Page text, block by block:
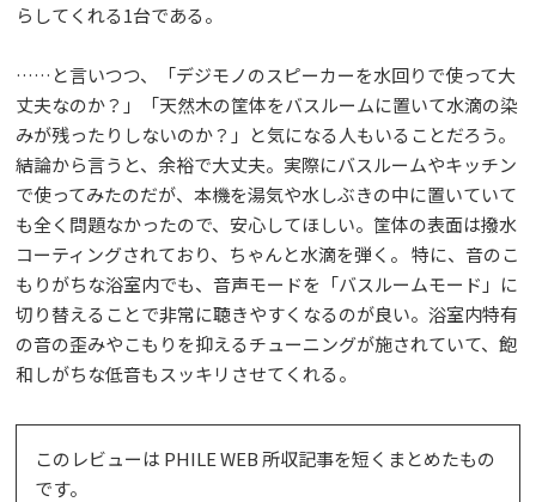
らしてくれる1台である。
……と言いつつ、「デジモノのスピーカーを水回りで使って大
丈夫なのか？」「天然木の筐体をバスルームに置いて水滴の染
みが残ったりしないのか？」と気になる人もいることだろう。
結論から言うと、余裕で大丈夫。実際にバスルームやキッチン
で使ってみたのだが、本機を湯気や水しぶきの中に置いていて
も全く問題なかったので、安心してほしい。筐体の表面は撥水
コーティングされており、ちゃんと水滴を弾く。 特に、音のこ
もりがちな浴室内でも、音声モードを「バスルームモード」に
切り替えることで非常に聴きやすくなるのが良い。浴室内特有
の音の歪みやこもりを抑えるチューニングが施されていて、飽
和しがちな低音もスッキリさせてくれる。
このレビューは PHILE WEB 所収記事を短くまとめたもの
です。